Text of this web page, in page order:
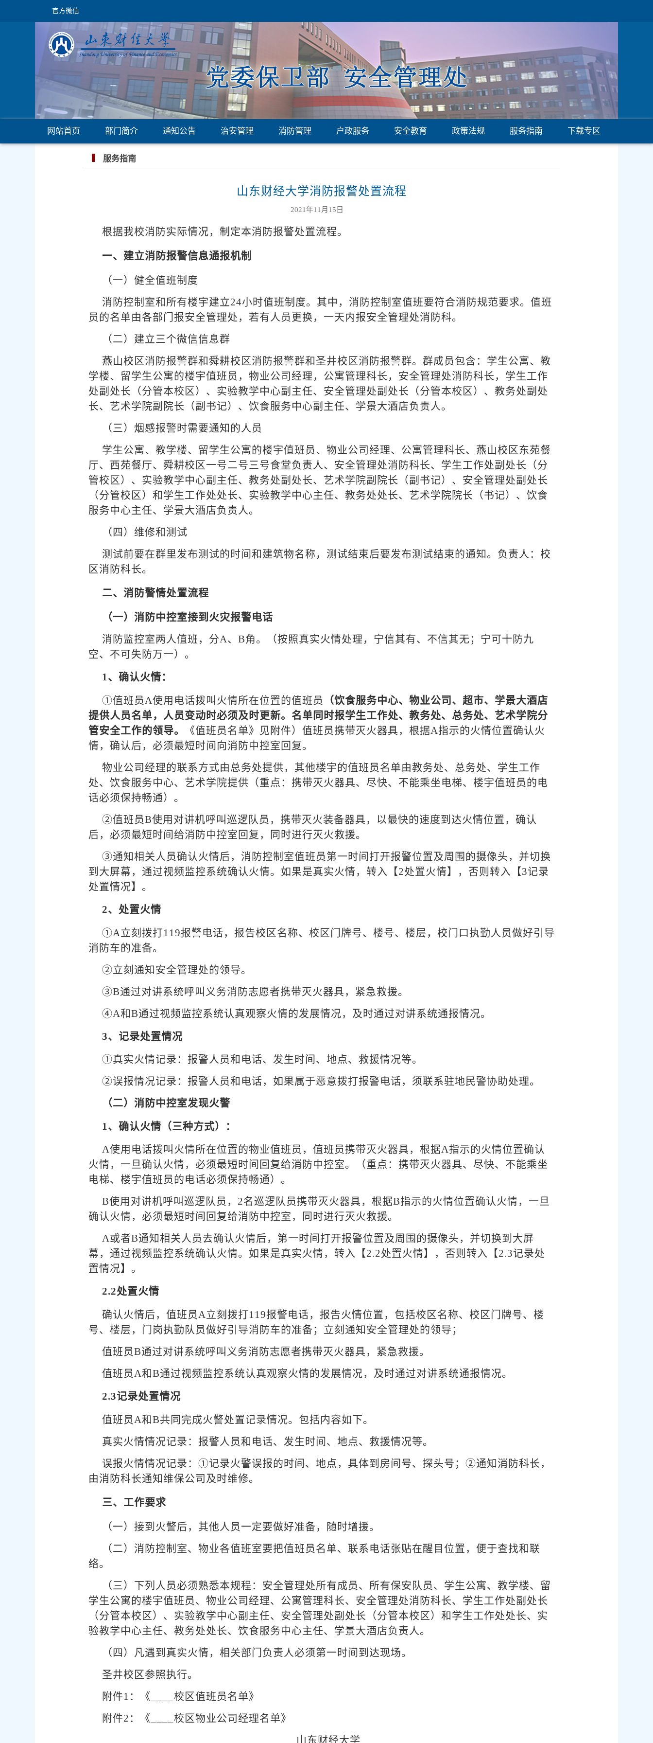
官方微信
网站首页 部门简介 通知公告 治安管理 消防管理 户政服务 安全教育 政策法规 服务指南 下载专区
服务指南
山东财经大学消防报警处置流程
2021年11月15日
根据我校消防实际情况，制定本消防报警处置流程。
一、建立消防报警信息通报机制
（一）健全值班制度
消防控制室和所有楼宇建立24小时值班制度。其中，消防控制室值班要符合消防规范要求。值班
员的名单由各部门报安全管理处，若有人员更换，一天内报安全管理处消防科。
（二）建立三个微信信息群
燕山校区消防报警群和舜耕校区消防报警群和圣井校区消防报警群。群成员包含：学生公寓、教
学楼、留学生公寓的楼宇值班员，物业公司经理，公寓管理科长，安全管理处消防科长，学生工作
处副处长（分管本校区）、实验教学中心副主任、安全管理处副处长（分管本校区）、教务处副处
长、艺术学院副院长（副书记）、饮食服务中心副主任、学景大酒店负责人。
（三）烟感报警时需要通知的人员
学生公寓、教学楼、留学生公寓的楼宇值班员、物业公司经理、公寓管理科长、燕山校区东苑餐
厅、西苑餐厅、舜耕校区一号二号三号食堂负责人、安全管理处消防科长、学生工作处副处长（分
管校区）、实验教学中心副主任、教务处副处长、艺术学院副院长（副书记）、安全管理处副处长
（分管校区）和学生工作处处长、实验教学中心主任、教务处处长、艺术学院院长（书记）、饮食
服务中心主任、学景大酒店负责人。
（四）维修和测试
测试前要在群里发布测试的时间和建筑物名称，测试结束后要发布测试结束的通知。负责人：校
区消防科长。
二、消防警情处置流程
（一）消防中控室接到火灾报警电话
消防监控室两人值班，分A、B角。（按照真实火情处理，宁信其有、不信其无；宁可十防九
空、不可失防万一）。
1、确认火情：
①值班员A使用电话拨叫火情所在位置的值班员
（饮食服务中心、物业公司、超市、学景大酒店
提供人员名单，人员变动时必须及时更新。名单同时报学生工作处、教务处、总务处、艺术学院分
管安全工作的领导。
《值班员名单》见附件）值班员携带灭火器具，根据A指示的火情位置确认火
情，确认后，必须最短时间向消防中控室回复。
物业公司经理的联系方式由总务处提供，其他楼宇的值班员名单由教务处、总务处、学生工作
处、饮食服务中心、艺术学院提供（重点：携带灭火器具、尽快、不能乘坐电梯、楼宇值班员的电
话必须保持畅通）。
②值班员B使用对讲机呼叫巡逻队员，携带灭火装备器具，以最快的速度到达火情位置，确认
后，必须最短时间给消防中控室回复，同时进行灭火救援。
③通知相关人员确认火情后，消防控制室值班员第一时间打开报警位置及周围的摄像头，并切换
到大屏幕，通过视频监控系统确认火情。如果是真实火情，转入【2处置火情】，否则转入【3记录
处置情况】。
2、处置火情
①A立刻拨打119报警电话，报告校区名称、校区门牌号、楼号、楼层，校门口执勤人员做好引导
消防车的准备。
②立刻通知安全管理处的领导。
③B通过对讲系统呼叫义务消防志愿者携带灭火器具，紧急救援。
④A和B通过视频监控系统认真观察火情的发展情况，及时通过对讲系统通报情况。
3、记录处置情况
①真实火情记录：报警人员和电话、发生时间、地点、救援情况等。
②误报情况记录：报警人员和电话，如果属于恶意拨打报警电话，须联系驻地民警协助处理。
（二）消防中控室发现火警
1、确认火情（三种方式）：
A使用电话拨叫火情所在位置的物业值班员，值班员携带灭火器具，根据A指示的火情位置确认
火情，一旦确认火情，必须最短时间回复给消防中控室。（重点：携带灭火器具、尽快、不能乘坐
电梯、楼宇值班员的电话必须保持畅通）。
B使用对讲机呼叫巡逻队员，2名巡逻队员携带灭火器具，根据B指示的火情位置确认火情，一旦
确认火情，必须最短时间回复给消防中控室，同时进行灭火救援。
A或者B通知相关人员去确认火情后，第一时间打开报警位置及周围的摄像头，并切换到大屏
幕，通过视频监控系统确认火情。如果是真实火情，转入【2.2处置火情】，否则转入【2.3记录处
置情况】。
2.2处置火情
确认火情后，值班员A立刻拨打119报警电话，报告火情位置，包括校区名称、校区门牌号、楼
号、楼层，门岗执勤队员做好引导消防车的准备；立刻通知安全管理处的领导；
值班员B通过对讲系统呼叫义务消防志愿者携带灭火器具，紧急救援。
值班员A和B通过视频监控系统认真观察火情的发展情况，及时通过对讲系统通报情况。
2.3记录处置情况
值班员A和B共同完成火警处置记录情况。包括内容如下。
真实火情情况记录：报警人员和电话、发生时间、地点、救援情况等。
误报火情情况记录：①记录火警误报的时间、地点，具体到房间号、探头号；②通知消防科长，
由消防科长通知维保公司及时维修。
三、工作要求
（一）接到火警后，其他人员一定要做好准备，随时增援。
（二）消防控制室、物业各值班室要把值班员名单、联系电话张贴在醒目位置，便于查找和联
络。
（三）下列人员必须熟悉本规程：安全管理处所有成员、所有保安队员、学生公寓、教学楼、留
学生公寓的楼宇值班员、物业公司经理、公寓管理科长、安全管理处消防科长、学生工作处副处长
（分管本校区）、实验教学中心副主任、安全管理处副处长（分管本校区）和学生工作处处长、实
验教学中心主任、教务处处长、饮食服务中心主任、学景大酒店负责人。
（四）凡遇到真实火情，相关部门负责人必须第一时间到达现场。
圣井校区参照执行。
附件1：《____校区值班员名单》
附件2：《____校区物业公司经理名单》
山东财经大学